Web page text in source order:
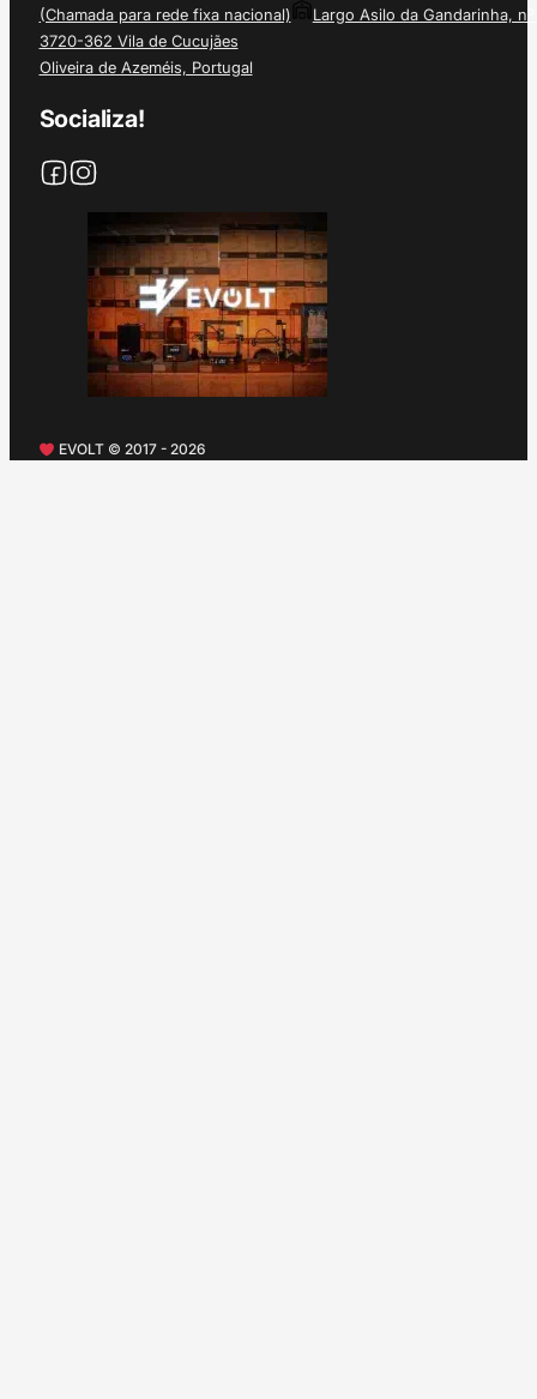
(Chamada para rede fixa nacional)
Largo Asilo da Gandarinha, nº
3720-362 Vila de Cucujães
Oliveira de Azeméis, Portugal
Socializa!
EVOLT © 2017 - 2026